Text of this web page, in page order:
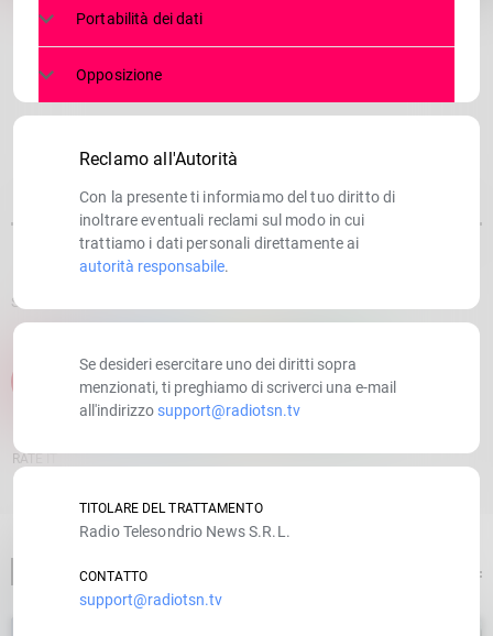
SCRITTO DA:
email
RATE IT
ARTICOLO PRECEDENTE
Portabilità dei dati
Opposizione
Reclamo all'Autorità
Con la presente ti informiamo del tuo diritto di
inoltrare eventuali reclami sul modo in cui
trattiamo i dati personali direttamente ai
autorità responsabile.
Se desideri esercitare uno dei diritti sopra
menzionati, ti preghiamo di scriverci una e-mail
all'indirizzo support@radiotsn.tv
TITOLARE DEL TRATTAMENTO
Radio Telesondrio News S.R.L.
CONTATTO
support@radiotsn.tv